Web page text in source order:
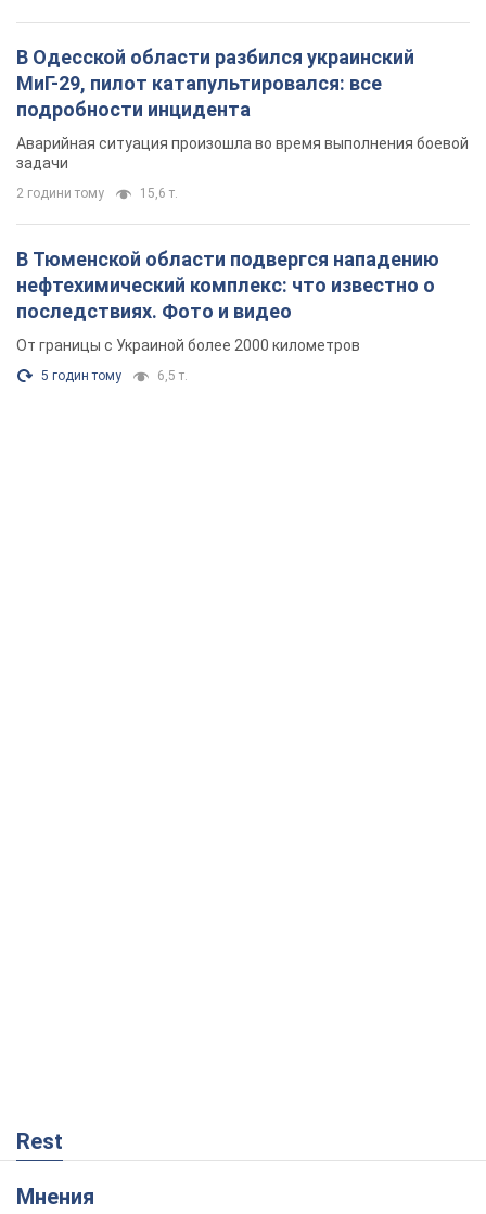
В Одесской области разбился украинский
МиГ-29, пилот катапультировался: все
подробности инцидента
Аварийная ситуация произошла во время выполнения боевой
задачи
2 години тому 15,6 т.
В Тюменской области подвергся нападению
нефтехимический комплекс: что известно о
последствиях. Фото и видео
От границы с Украиной более 2000 километров
5 годин тому 6,5 т.
Rest
Мнения